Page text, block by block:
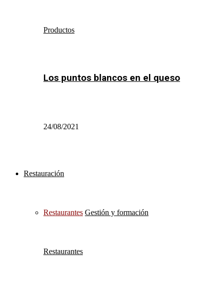
Productos
Los puntos blancos en el queso
24/08/2021
Restauración
Restaurantes Gestión y formación
Restaurantes